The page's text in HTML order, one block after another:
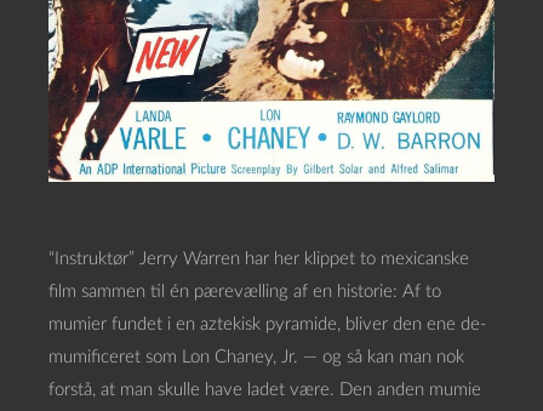
“Instruktør” Jerry Warren har her klippet to mexicanske
film sammen til én pærevælling af en historie: Af to
mumier fundet i en aztekisk pyramide, bliver den ene de-
mumificeret som Lon Chaney, Jr. — og så kan man nok
forstå, at man skulle have ladet være. Den anden mumie